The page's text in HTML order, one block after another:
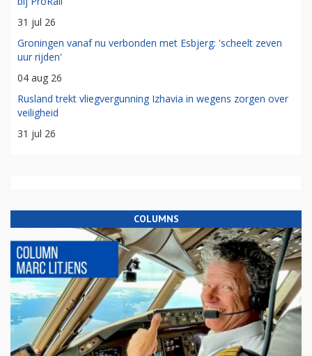
31 jul 26
Groningen vanaf nu verbonden met Esbjerg: 'scheelt zeven
uur rijden'
04 aug 26
Rusland trekt vliegvergunning Izhavia in wegens zorgen over
veiligheid
31 jul 26
COLUMNS